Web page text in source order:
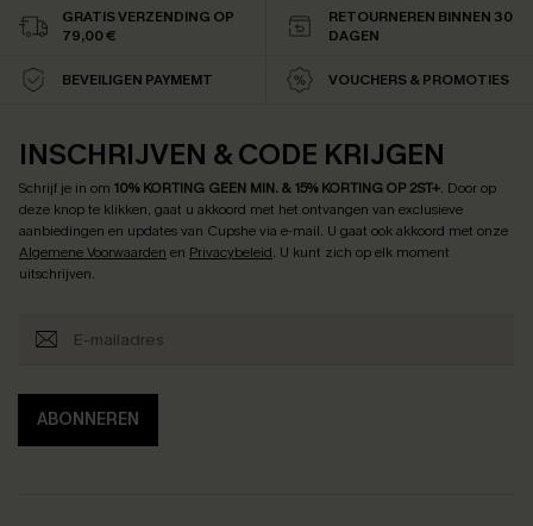
GRATIS VERZENDING OP
79,00 €
RETOURNEREN BINNEN 30
DAGEN
BEVEILIGEN PAYMEMT VOUCHERS & PROMOTIES
INSCHRIJVEN & CODE KRIJGEN
Schrijf je in om 10% KORTING GEEN MIN. & 15% KORTING OP 2ST+. Door op
deze knop te klikken, gaat u akkoord met het ontvangen van exclusieve
aanbiedingen en updates van Cupshe via e-mail. U gaat ook akkoord met onze
Algemene Voorwaarden en Privacybeleid. U kunt zich op elk moment
uitschrijven.
ABONNEREN